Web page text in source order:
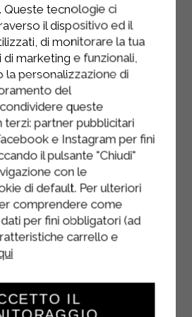
pepe a piacere.
Queste tecnologie ci
il dispositivo ed il
di monitorare la tua
marketing e funzionali,
la personalizzazione di
del
queste
terzi: partner pubblicitari
e Instagram per fini
il pulsante "Chiudi"
con le
di default. Per ulteriori
comprendere come
per fini obbligatori (ad
carrello e
IL